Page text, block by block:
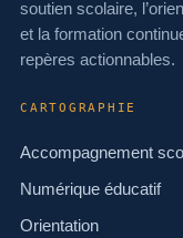
soutien scolaire,
et la formation
repères actionnables.
CARTOGRAPHIE
Accompagnement
Numérique éducatif
Orientation